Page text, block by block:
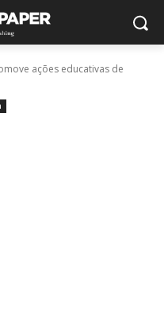
ações educativas de